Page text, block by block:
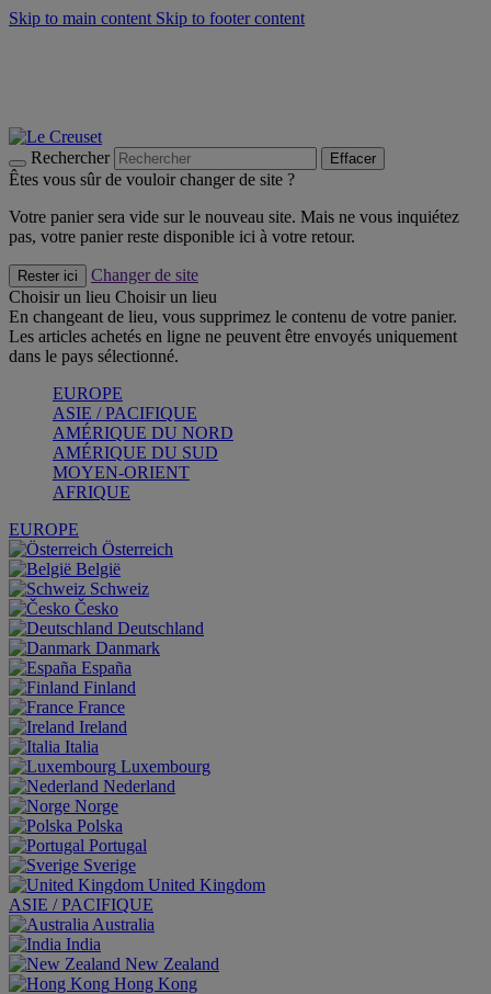
Skip to main content Skip to footer content
Rechercher Effacer
Êtes vous sûr de vouloir changer de site ?
Votre panier sera vide sur le nouveau site. Mais ne vous inquiétez
pas, votre panier reste disponible ici à votre retour.
Rester ici
Changer de site
Choisir un lieu Choisir un lieu
En changeant de lieu, vous supprimez le contenu de votre panier.
Les articles achetés en ligne ne peuvent être envoyés uniquement
dans le pays sélectionné.
EUROPE
ASIE / PACIFIQUE
AMÉRIQUE DU NORD
AMÉRIQUE DU SUD
MOYEN-ORIENT
AFRIQUE
EUROPE
Österreich
België
Schweiz
Česko
Deutschland
Danmark
España
Finland
France
Ireland
Italia
Luxembourg
Nederland
Norge
Polska
Portugal
Sverige
United Kingdom
ASIE / PACIFIQUE
Australia
India
New Zealand
Hong Kong